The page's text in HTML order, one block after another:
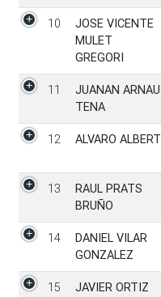
10
JOSE VICENTE
MULET
GREGORI
11
JUANAN ARNAU
TENA
12 ALVARO ALBERT
13
RAUL PRATS
BRUÑO
14
DANIEL VILAR
GONZALEZ
15
JAVIER ORTIZ